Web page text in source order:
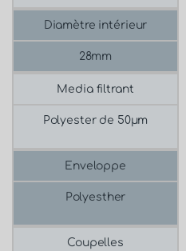
Diamètre intérieur
28mm
Media filtrant
Polyester de 50μm
Enveloppe
Polyesther
Coupelles